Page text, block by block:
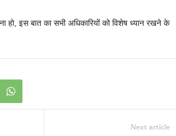
हो, इस बात का सभी अधिकारियों को विशेष ध्यान रखने के
Next article